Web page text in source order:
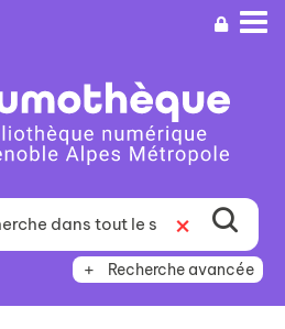
Recherche avancée